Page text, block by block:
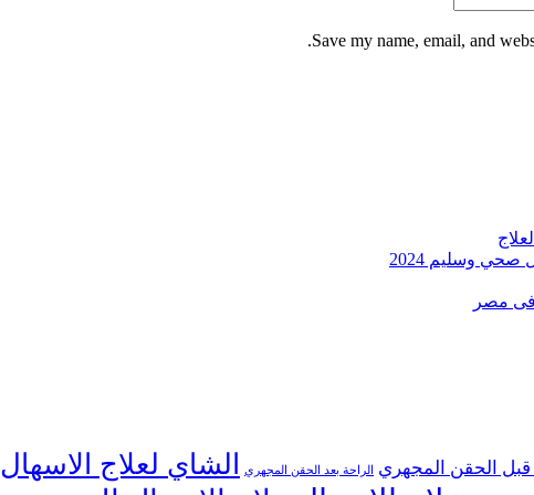
Save my name, email, and
وسليم 2024
فى مصر
قبل الحقن المجهري الراحة بعد الحقن المجهري الشاي لعلاج الاسهال